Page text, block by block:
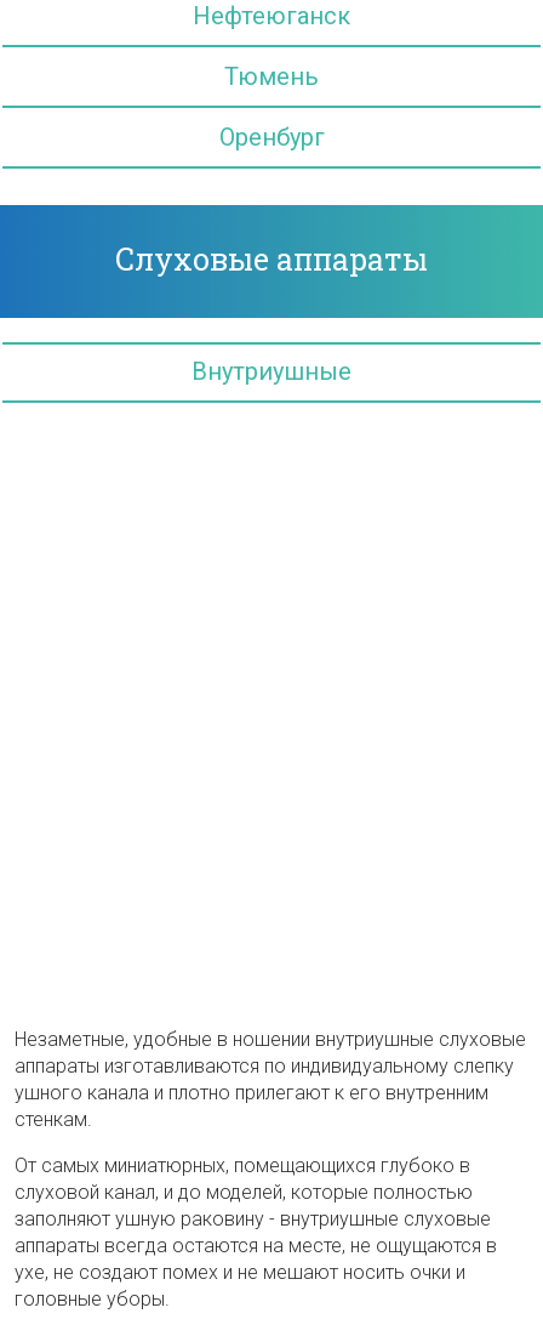
Нефтеюганск
Тюмень
Оренбург
Слуховые аппараты
Внутриушные
Незаметные, удобные в ношении внутриушные слуховые
аппараты изготавливаются по индивидуальному слепку
ушного канала и плотно прилегают к его внутренним
стенкам.
От самых миниатюрных, помещающихся глубоко в
слуховой канал, и до моделей, которые полностью
заполняют ушную раковину - внутриушные слуховые
аппараты всегда остаются на месте, не ощущаются в
ухе, не создают помех и не мешают носить очки и
головные уборы.